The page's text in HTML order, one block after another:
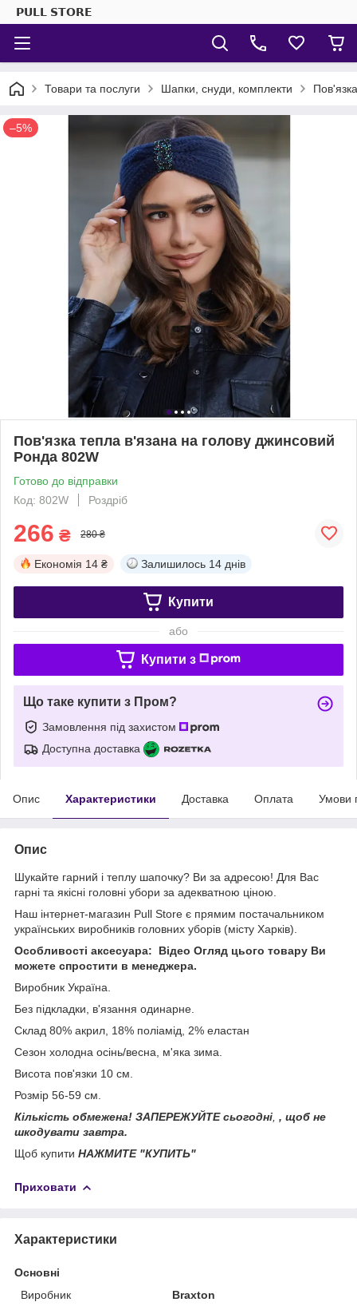
𝗣𝗨𝗟𝗟 𝗦𝗧𝗢𝗥𝗘
Товари та послуги Шапки, снуди, комплекти
–5%
Пов'язка тепла в'язана на голову джинсовий
Ронда 802W
Готово до відправки
Код: 802W
Роздріб
266 ₴ 280 ₴
Економія 14 ₴ Залишилось 14 днів
Купити
або
Купити з
Що таке купити з Пром?
Замовлення під захистом
Доступна доставка
Опис Характеристики Доставка Оплата Умови
Опис
Шукайте гарний і теплу шапочку? Ви за адресою! Для Вас
гарні та якісні головні убори за адекватною ціною.
Наш інтернет-магазин Pull Store є прямим постачальником
українських виробників головних уборів (місту Харків).
Особливості аксесуара: Відео Огляд цього товару Ви
можете спростити в менеджера.
Виробник Україна.
Без підкладки, в'язання одинарне.
Склад 80% акрил, 18% поліамід, 2% еластан
Сезон холодна осінь/весна, м'яка зима.
Висота пов'язки 10 см.
Розмір 56-59 см.
Кількість обмежена! ЗАПЕРЕЖУЙТЕ сьогодні , щоб не
шкодувати завтра.
Щоб купити НАЖМИТЕ "КУПИТЬ"
Приховати
Характеристики
Основні
Виробник
Braxton